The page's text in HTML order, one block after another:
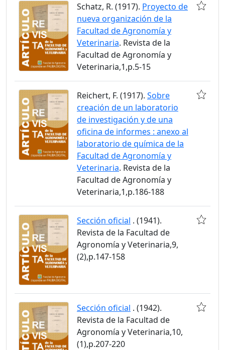
Schatz, R. (1917). Proyecto de
nueva organización de la
Facultad de Agronomía y
Veterinaria. Revista de la
Facultad de Agronomía y
Veterinaria,1,p.5-15
Reichert, F. (1917). Sobre
creación de un laboratorio
de investigación y de una
oficina de informes : anexo al
laboratorio de química de la
Facultad de Agronomía y
Veterinaria. Revista de la
Facultad de Agronomía y
Veterinaria,1,p.186-188
Sección oficial . (1941).
Revista de la Facultad de
Agronomía y Veterinaria,9,
(2),p.147-158
Sección oficial . (1942).
Revista de la Facultad de
Agronomía y Veterinaria,10,
(1),p.207-220